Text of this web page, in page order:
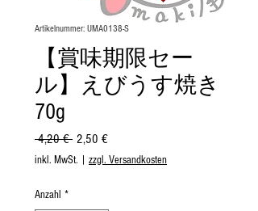
Artikelnummer: UMA0138-S
【賞味期限セー
ル】えびうす焼き
70g
4,20 € Standardpreis
2,50 €Sale-
Preis
inkl. MwSt. zzgl. Versandkosten
Anzahl *